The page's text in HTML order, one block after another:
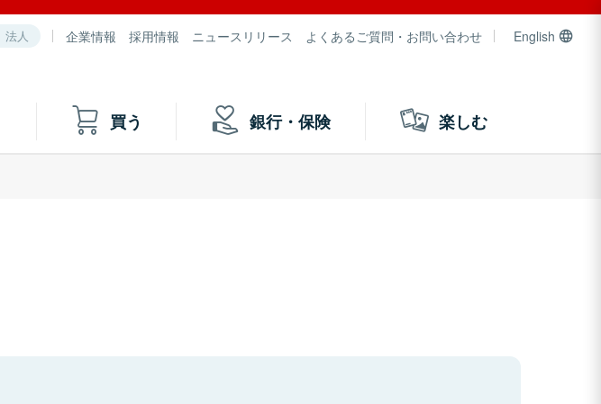
法人 企業情報 採用情報 ニュースリリース よくあるご質問・お問い合わせ English
買う 銀行・保険 楽しむ